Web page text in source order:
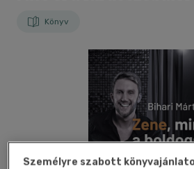
Könyv
Személyre szabott